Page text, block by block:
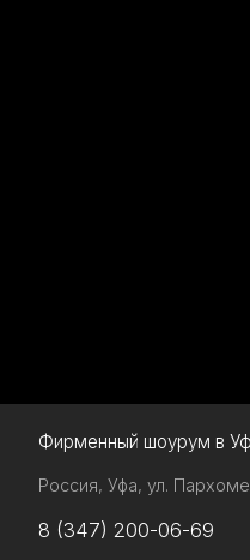
Фирменный шоурум в
Россия, Уфа, ул.
8 (347) 200-06-69